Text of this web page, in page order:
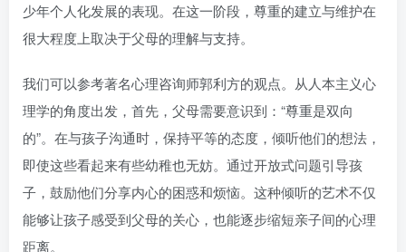
少年个人化发展的表现。在这一阶段，尊重的建立与维护在
很大程度上取决于父母的理解与支持。
我们可以参考著名心理咨询师郭利方的观点。从人本主义心
理学的角度出发，首先，父母需要意识到：“尊重是双向
的”。在与孩子沟通时，保持平等的态度，倾听他们的想法，
即使这些看起来有些幼稚也无妨。通过开放式问题引导孩
子，鼓励他们分享内心的困惑和烦恼。这种倾听的艺术不仅
能够让孩子感受到父母的关心，也能逐步缩短亲子间的心理
距离。